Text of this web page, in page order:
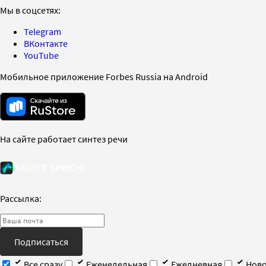
Мы в соцсетях:
Telegram
ВКонтакте
YouTube
Мобильное приложение Forbes Russia на Android
На сайте работает синтез речи
Рассылка:
Подписаться